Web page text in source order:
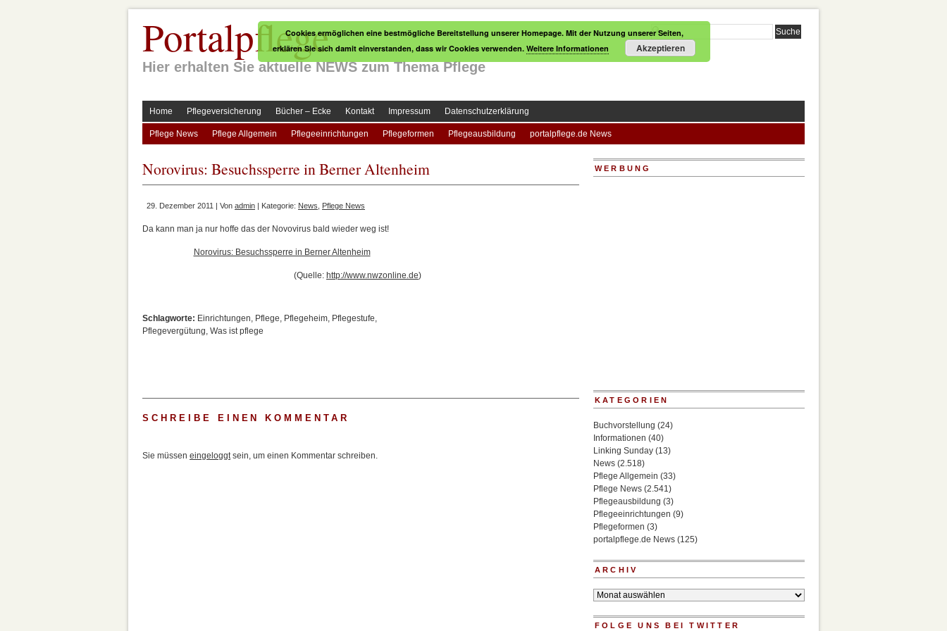
Portalpflege
Hier erhalten Sie aktuelle NEWS zum Thema Pflege
Home Pflegeversicherung Bücher – Ecke Kontakt Impressum Datenschutzerklärung
Pflege News Pflege Allgemein Pflegeeinrichtungen Pflegeformen Pflegeausbildung portalpflege.de News
Norovirus: Besuchssperre in Berner Altenheim
29. Dezember 2011 | Von admin | Kategorie: News Pflege News
Da kann man ja nur hoffe das der Novovirus bald wieder weg ist!
Norovirus: Besuchssperre in Berner Altenheim
(Quelle: http://www.nwzonline.de)
Schlagworte: Einrichtungen, Pflege, Pflegeheim, Pflegestufe,
Pflegevergütung, Was ist pflege
SCHREIBE EINEN KOMMENTAR
Sie müssen eingeloggtsein, um einen Kommentar schreiben.
WERBUNG
KATEGORIEN
Buchvorstellung (24)
Informationen (40)
Linking Sunday (13)
News (2.518)
Pflege Allgemein (33)
Pflege News (2.541)
Pflegeausbildung (3)
Pflegeeinrichtungen (9)
Pflegeformen (3)
portalpflege.de News (125)
ARCHIV
Archiv
FOLGE UNS BEI TWITTER
Cookies ermöglichen eine bestmögliche Bereitstellung unserer Homepage. Mit der Nutzung unserer Seiten,
erklären Sie sich damit einverstanden, dass wir Cookies verwenden. Weitere Informationen Akzeptieren